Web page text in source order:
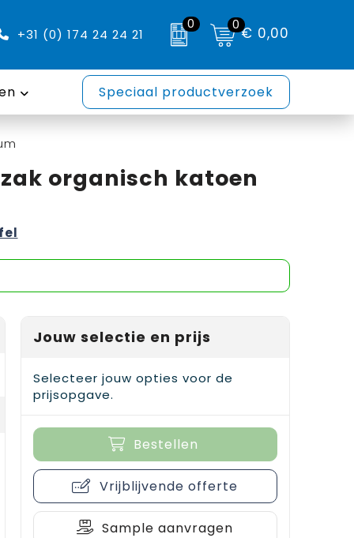
+31 (0) 174 24 24 21
0 0€ 0,00
Speciaal productverzoek
organisch katoen
Jouw selectie en prijs
Selecteer jouw opties voor de
prijsopgave.
Bestellen
Vrijblijvende offerte
Sample aanvragen